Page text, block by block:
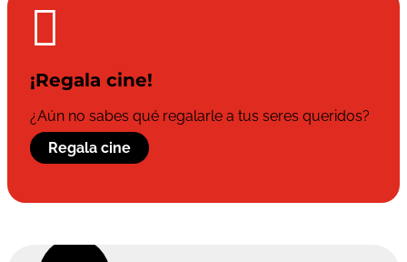

¡Regala cine!
¿Aún no sabes qué regalarle a tus seres queridos?
Regala cine